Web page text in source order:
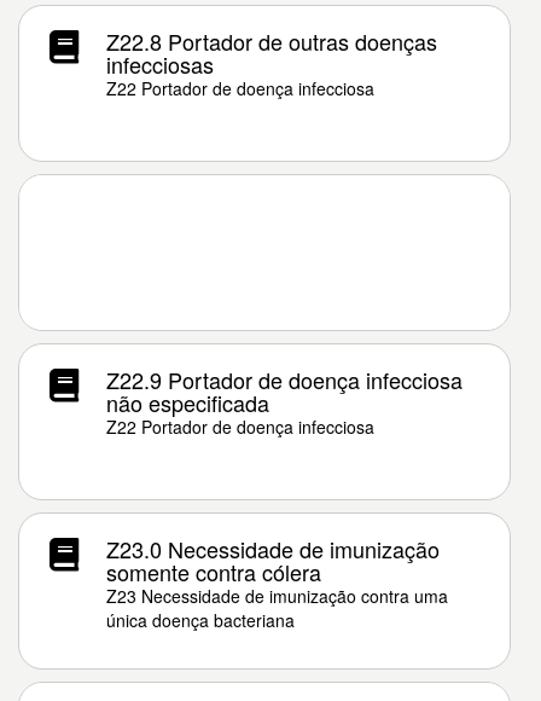
Z22.8 Portador de outras doenças
infecciosas
Z22 Portador de doença infecciosa
Z22.9 Portador de doença infecciosa
não especificada
Z22 Portador de doença infecciosa
Z23.0 Necessidade de imunização
somente contra cólera
Z23 Necessidade de imunização contra uma
única doença bacteriana